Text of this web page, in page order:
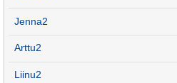
Jenna2
Arttu2
Liinu2